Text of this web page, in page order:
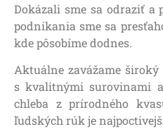
Dokázali sme sa odraziť a
podnikania sme sa
kde pôsobíme dodnes.
Aktuálne zavážame široký
s kvalitnými surovinami
chleba z prírodného
ľudských rúk je